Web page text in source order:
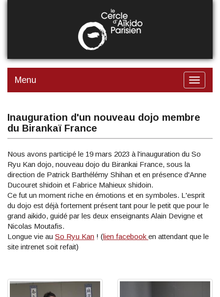
Menu
Toggle
Inauguration d'un nouveau dojo membre
du Birankaï France
Nous avons participé le 19 mars 2023 à l'inauguration du So
Ryu Kan dojo, nouveau dojo du Birankai France, sous la
direction de Patrick Barthélémy Shihan et en présence d'Anne
Ducouret shidoin et Fabrice Mahieux shidoin.
Ce fut un moment riche en émotions et en symboles. L'esprit
du dojo est déjà fortement présent tant pour le petit que pour le
grand aikido, guidé par les deux enseignants Alain Devigne et
Nicolas Moutafis.
Longue vie au So Ryu Kan ! (lien facebook en attendant que le
site intrenet soit refait)